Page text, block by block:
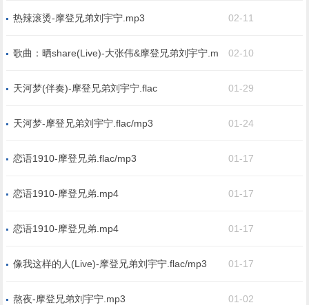
热辣滚烫-摩登兄弟刘宇宁.mp3 02-11
歌曲：晒share(Live)-大张伟&摩登兄弟刘宇宁.m
02-10
天河梦(伴奏)-摩登兄弟刘宇宁.flac 01-29
天河梦-摩登兄弟刘宇宁.flac/mp3 01-24
恋语1910-摩登兄弟.flac/mp3 01-17
恋语1910-摩登兄弟.mp4 01-17
恋语1910-摩登兄弟.mp4 01-17
像我这样的人(Live)-摩登兄弟刘宇宁.flac/mp3 01-17
熬夜-摩登兄弟刘宇宁.mp3 01-02